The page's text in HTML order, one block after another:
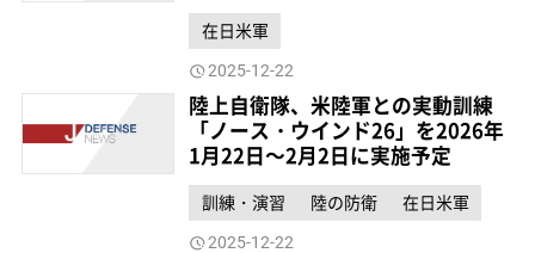
在日米軍
2025-12-22
陸上自衛隊、米陸軍との実動訓練
「ノース・ウインド26」を2026年
1月22日～2月2日に実施予定
訓練・演習 陸の防衛 在日米軍
2025-12-22